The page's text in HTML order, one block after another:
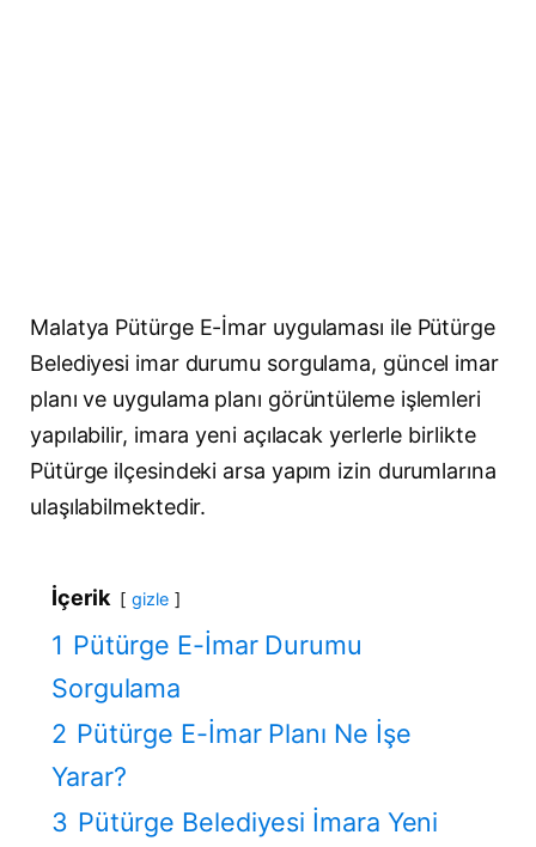
Malatya Pütürge E-İmar uygulaması ile Pütürge
Belediyesi imar durumu sorgulama, güncel imar
planı ve uygulama planı görüntüleme işlemleri
yapılabilir, imara yeni açılacak yerlerle birlikte
Pütürge ilçesindeki arsa yapım izin durumlarına
ulaşılabilmektedir.
İçerik gizle
1 Pütürge E-İmar Durumu
Sorgulama
2 Pütürge E-İmar Planı Ne İşe
Yarar?
3 Pütürge Belediyesi İmara Yeni